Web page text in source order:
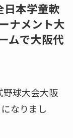
本学童軟
ナメント大
ムで大阪代
野球大会大阪
なりまし